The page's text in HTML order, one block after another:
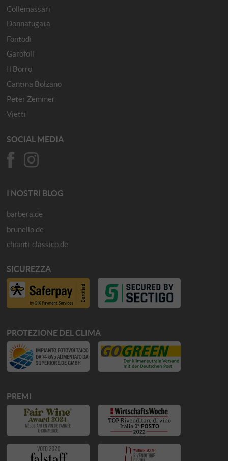
Collemassari
Donnafugata
Fontodi
Garofoli
Il Borro
Cantina Bolzano
Peter Zemmer
Vietti
SOCIAL MEDIA
I NOSTRI BLOG
barbera.de
brunello.de
chianti-classico.de
SICUREZZA
PROTEZIONE DEL CLIMA
PREMI